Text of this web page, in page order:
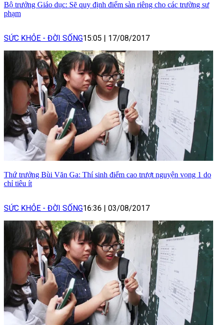
Bộ trưởng Giáo dục: Sẽ quy định điểm sàn riêng cho các trường sư
phạm
SỨC KHỎE - ĐỜI SỐNG15:05 | 17/08/2017
Thứ trưởng Bùi Văn Ga: Thí sinh điểm cao trượt nguyện vọng 1 do
chỉ tiêu ít
SỨC KHỎE - ĐỜI SỐNG16:36 | 03/08/2017